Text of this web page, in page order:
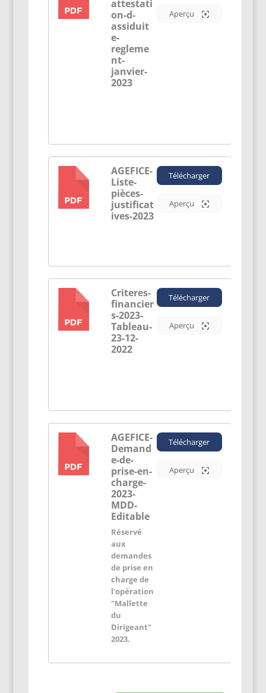
attestati
on-d-
assiduit
e-
regleme
nt-
janvier-
2023
Aperçu
AGEFICE-
Liste-
pièces-
justificat
ives-2023
Télécharger
Aperçu
Criteres-
financier
s-2023-
Tableau-
23-12-
2022
Télécharger
Aperçu
AGEFICE-
Demand
e-de-
prise-en-
charge-
2023-
MDD-
Editable
Réservé
aux
demandes
de prise en
charge de
l'opération
"Mallette
du
Dirigeant"
2023.
Télécharger
Aperçu